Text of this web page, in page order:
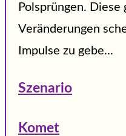
Polsprüngen. Diese
Veränderungen
Impulse zu gebe...
Szenario
Komet